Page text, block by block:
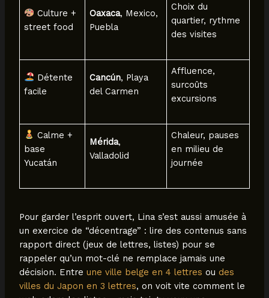
Culture +
street food
Oaxaca, Mexico,
Puebla
Choix du
quartier, rythme
des visites
Détente
facile
Cancún, Playa
del Carmen
Affluence,
surcoûts
excursions
Calme +
base
Yucatán
Mérida,
Valladolid
Chaleur, pauses
en milieu de
journée
Pour garder l’esprit ouvert, Lina s’est aussi amusée à
un exercice de “décentrage” : lire des contenus sans
rapport direct (jeux de lettres, listes) pour se
rappeler qu’un mot-clé ne remplace jamais une
décision. Entre une ville belge en 4 lettres ou des
villes du Japon en 3 lettres, on voit vite comment le